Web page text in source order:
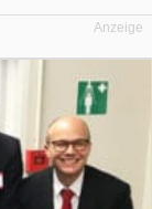
Anzeige